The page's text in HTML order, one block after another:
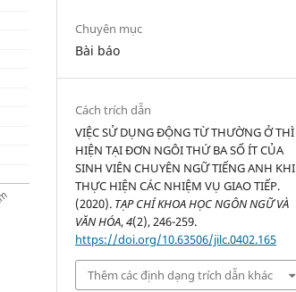
Chuyên mục
Bài báo
Cách trích dẫn
VIỆC SỬ DỤNG ĐỘNG TỪ THƯỜNG Ở THÌ
HIỆN TẠI ĐƠN NGÔI THỨ BA SỐ ÍT CỦA
SINH VIÊN CHUYÊN NGỮ TIẾNG ANH KHI
THỰC HIỆN CÁC NHIỆM VỤ GIAO TIẾP.
(2020). TẠP CHÍ KHOA HỌC NGÔN NGỮ VÀ
VĂN HÓA,4(2), 246-259.
https://doi.org/10.63506/jilc.0402.165
Thêm các định dạng trích dẫn khác